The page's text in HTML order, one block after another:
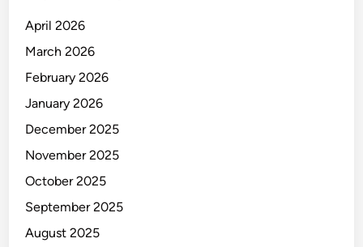
April 2026
March 2026
February 2026
January 2026
December 2025
November 2025
October 2025
September 2025
August 2025